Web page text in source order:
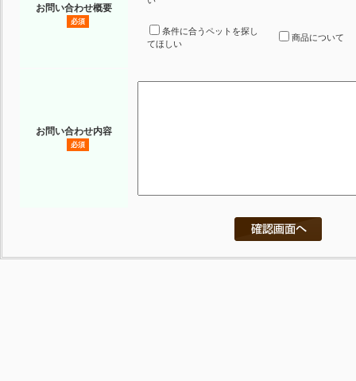
お問い合わせ概要
必須
条件に合うペットを探し
てほしい
商品について
お問い合わせ内容
必須